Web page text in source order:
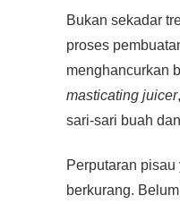
c
e
b
o
k
tt
er
Bukan sekadar
proses
menghancurkan
masticating juicer
sari-sari buah
Perputaran
berkurang.